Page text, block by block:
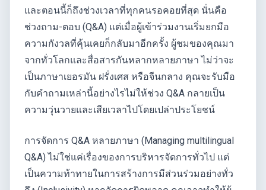
และตอนนี้ก็ถึงช่วงเวลาที่ทุกคนรอคอยที่สุด นั่นคือ
ช่วงถาม-ตอบ (Q&A) แต่เมื่อผู้เข้าร่วมงานเริ่มยกมือ
ความกังวลที่คุ้นเคยก็กลับมาอีกครั้ง ผู้ชมของคุณมา
จากทั่วโลกและสื่อสารกันหลากหลายภาษา ไม่ว่าจะ
เป็นภาษาเยอรมัน ฝรั่งเศส หรือจีนกลาง คุณจะรับมือ
กับคำถามเหล่านี้อย่างไรไม่ให้ช่วง Q&A กลายเป็น
ความวุ่นวายและเสียเวลาไปโดยเปล่าประโยชน์
การจัดการ Q&A หลายภาษา (Managing multilingual
Q&A) ไม่ใช่แค่เรื่องของการบริหารจัดการทั่วไป แต่
เป็นความท้าทายในการสร้างการมีส่วนร่วมอย่างทั่ว